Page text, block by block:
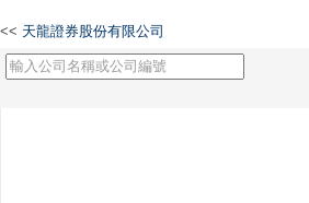
<< 天龍證券股份有限公司